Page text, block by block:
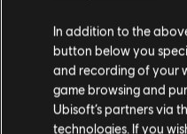
In addition to the
button below you
and recording of your
game browsing and
Ubisoft’s partners via
technologies. If you